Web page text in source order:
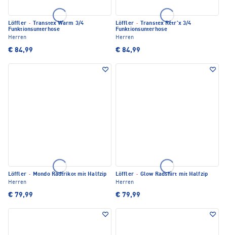
Löffler ·
Transtex Warm 3/4
Funktionsunterhose
Herren
€ 84,99
Löffler ·
Transtex Retr'x 3/4
Funktionsunterhose
Herren
€ 84,99
Löffler · Mondo Radtrikot mit Halfzip
Herren
€ 79,99
Löffler · Glow Radshirt mit Halfzip
Herren
€ 79,99